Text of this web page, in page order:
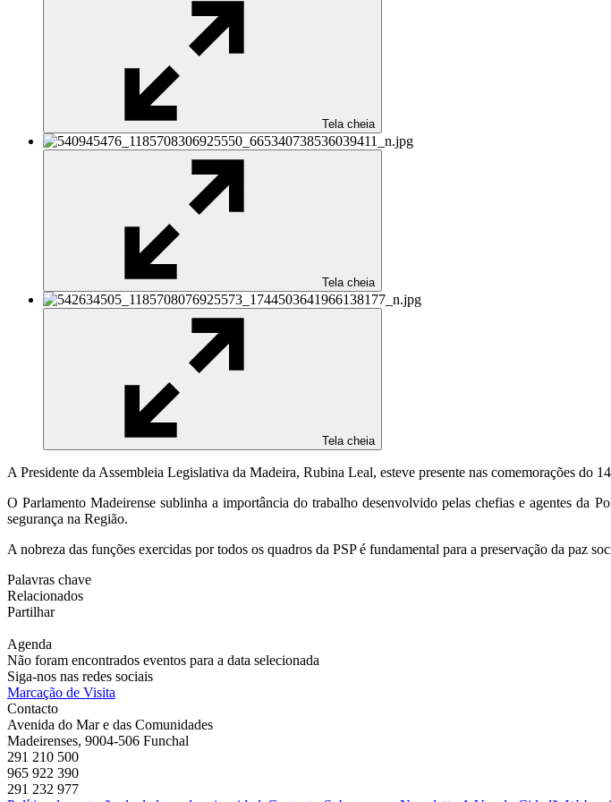
Tela cheia
Tela cheia
Tela cheia
A Presidente da Assembleia Legislativa da Madeira, Rubina Leal, esteve presente nas comemorações do
O Parlamento Madeirense sublinha a importância do trabalho desenvolvido pelas chefias e agentes da
segurança na Região.
A nobreza das funções exercidas por todos os quadros da PSP é fundamental para a preservação da paz
Palavras chave
Relacionados
Partilhar
Agenda
Não foram encontrados eventos para a data selecionada
Siga-nos nas redes sociais
Marcação de Visita
Contacto
Avenida do Mar e das Comunidades
Madeirenses, 9004-506 Funchal
291 210 500
965 922 390
291 232 977